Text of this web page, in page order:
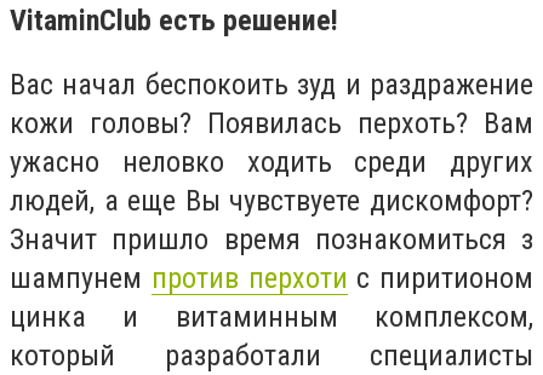
VitaminClub есть решение!
Вас начал беспокоить зуд и раздражение
кожи головы? Появилась перхоть? Вам
ужасно неловко ходить среди других
людей, а еще Вы чувствуете дискомфорт?
Значит пришло время познакомиться з
шампунем против перхоти с пиритионом
цинка и витаминным комплексом,
который разработали специалисты